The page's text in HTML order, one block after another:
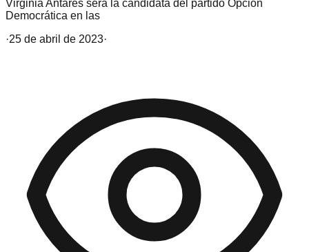
Virginia Antares será la candidata del partido Opción
Democrática en las
·25 de abril de 2023·